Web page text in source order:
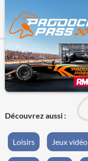
Découvrez aussi :
Loisirs Jeux vidéo